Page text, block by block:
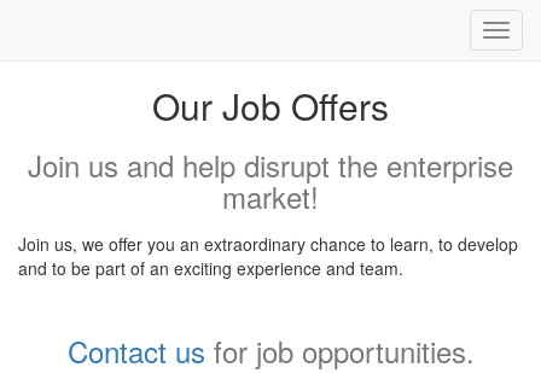
Our Job Offers
Join us and help disrupt the enterprise
market!
Join us, we offer you an extraordinary chance to learn, to develop
and to be part of an exciting experience and team.
Contact us for job opportunities.